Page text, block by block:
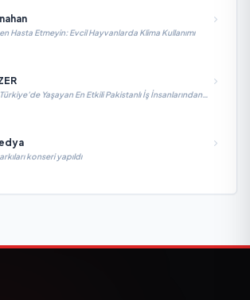
Hasta Etmeyin: Evcil Hayvanlarda Klima Kullanımı
Yaşayan En Etkili Pakistanlı İş İnsanlarından
konseri yapıldı